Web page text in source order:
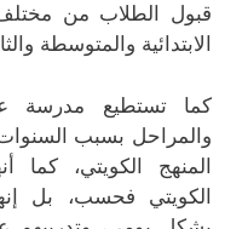
قبول الطلاب من
الابتدائية والمتوسطة
كما تستطيع مدرسة
والمراحل بسبب السنوات
المنهج الكويتي، كما
الكويتي فحسب، بل